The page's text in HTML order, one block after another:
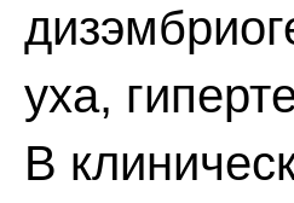
уха,
В